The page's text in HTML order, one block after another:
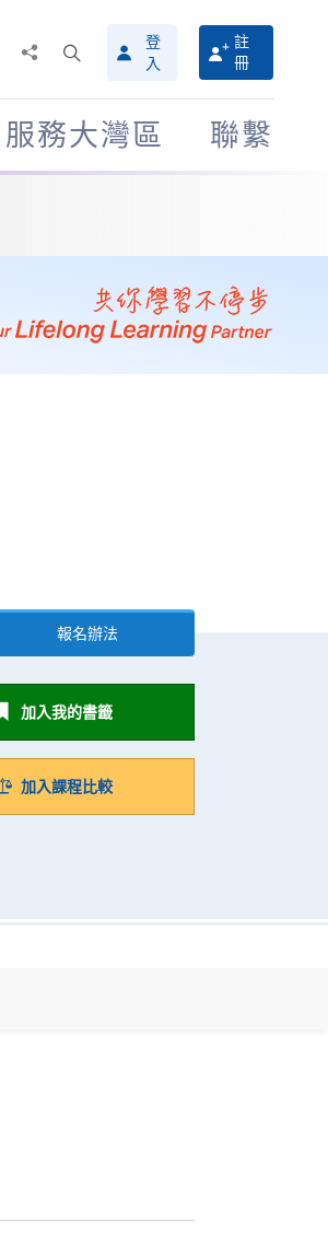
搜
尋
介
面
登
入
註
冊
服務大灣區 聯繫
報名辦法
加入我的書籤
加入課程比較